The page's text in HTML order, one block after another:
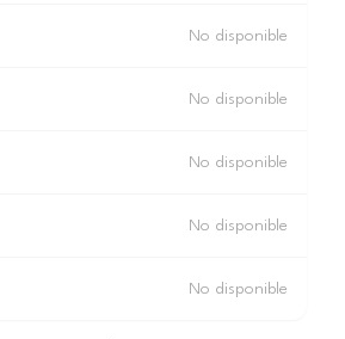
No disponible
No disponible
No disponible
No disponible
No disponible